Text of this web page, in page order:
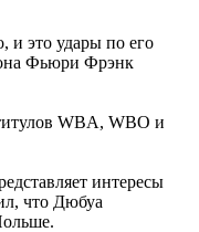
и это удары по его
Фьюри Фрэнк
WBA, WBO и
интересы
что Дюбуа